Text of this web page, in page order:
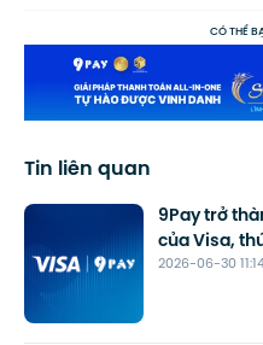
CÓ THỂ
Tin liên quan
2026-06-30
9Pay trở
của Visa,
lịch